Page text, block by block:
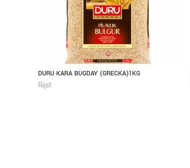
DURU KARA BUGDAY (GRECKA)1KG
Rijst